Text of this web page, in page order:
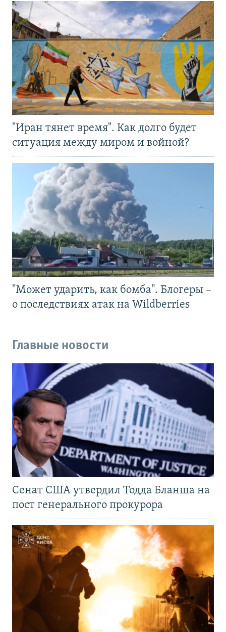
"Иран тянет время". Как долго будет
ситуация между миром и войной?
"Может ударить, как бомба". Блогеры –
о последствиях атак на Wildberries
Главные новости
Сенат США утвердил Тодда Бланша на
пост генерального прокурора